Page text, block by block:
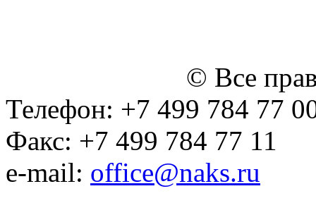
© Все
Телефон: +7 499 784 77
Факс: +7 499 784 77 11
e-mail: office@naks.ru